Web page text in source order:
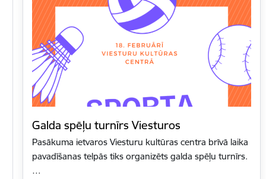
Galda spēļu turnīrs Viesturos
Pasākuma ietvaros Viesturu kultūras centra brīvā laika
pavadīšanas telpās tiks organizēts galda spēļu turnīrs.
…